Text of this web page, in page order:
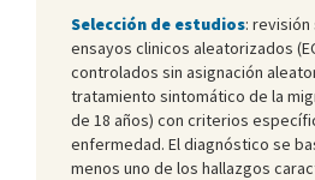
Selección de estudios: revisión
ensayos clinicos aleatorizados
controlados sin asignación
tratamiento sintomático de la
de 18 años) con criterios
enfermedad. El diagnóstico se
menos uno de los hallazgos